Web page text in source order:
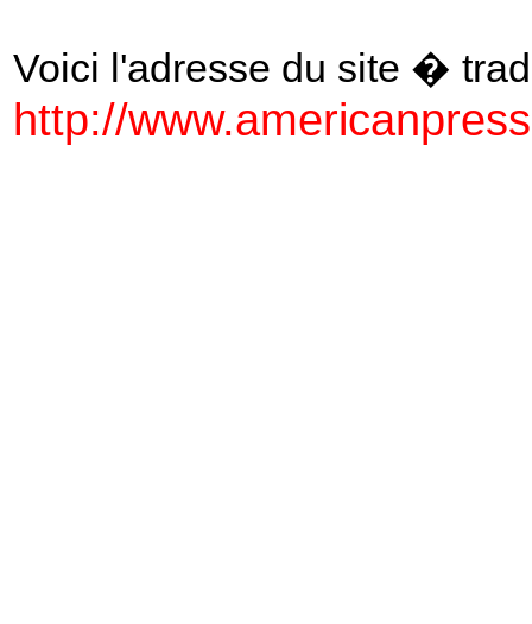
Voici l'adresse du site �
http://